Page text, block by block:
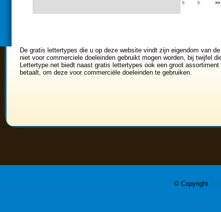
8 9 >>
De gratis lettertypes die u op deze website vindt zijn eigendom van
niet voor commerciele doeleinden gebruikt mogen worden, bij twijfel
Lettertype.net biedt naast gratis lettertypes ook een groot
betaalt, om deze voor commerciële doeleinden te gebruiken.
© Copyright